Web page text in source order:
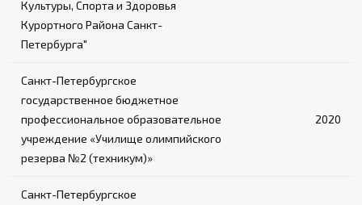
Культуры, Спорта и Здоровья
Курортного Района Санкт-
Петербурга"
Санкт-Петербургское
государственное бюджетное
профессиональное образовательное
учреждение «Училище олимпийского
резерва №2 (техникум)»
2020
Санкт-Петербургское